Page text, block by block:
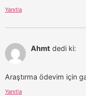
Yanıtla
Ahmt dedi ki:
Araştırma ödevim için
Yanıtla